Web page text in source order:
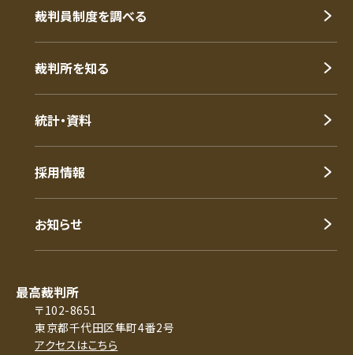
裁判員制度を調べる
裁判所を知る
統計・資料
採用情報
お知らせ
最高裁判所
〒102-8651
東京都千代田区隼町4番2号
アクセスはこちら